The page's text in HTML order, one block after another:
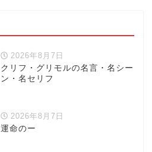
2026年8月7日
クリフ・グリモルの名言・名シー
ン・名セリフ
2026年8月7日
運命のー